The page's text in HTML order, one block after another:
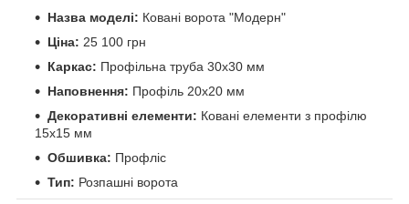
Назва моделі: Ковані ворота "Модерн"
Ціна: 25 100 грн
Каркас: Профільна труба 30х30 мм
Наповнення: Профіль 20х20 мм
Декоративні елементи: Ковані елементи з профілю
15х15 мм
Обшивка: Профліс
Тип: Розпашні ворота